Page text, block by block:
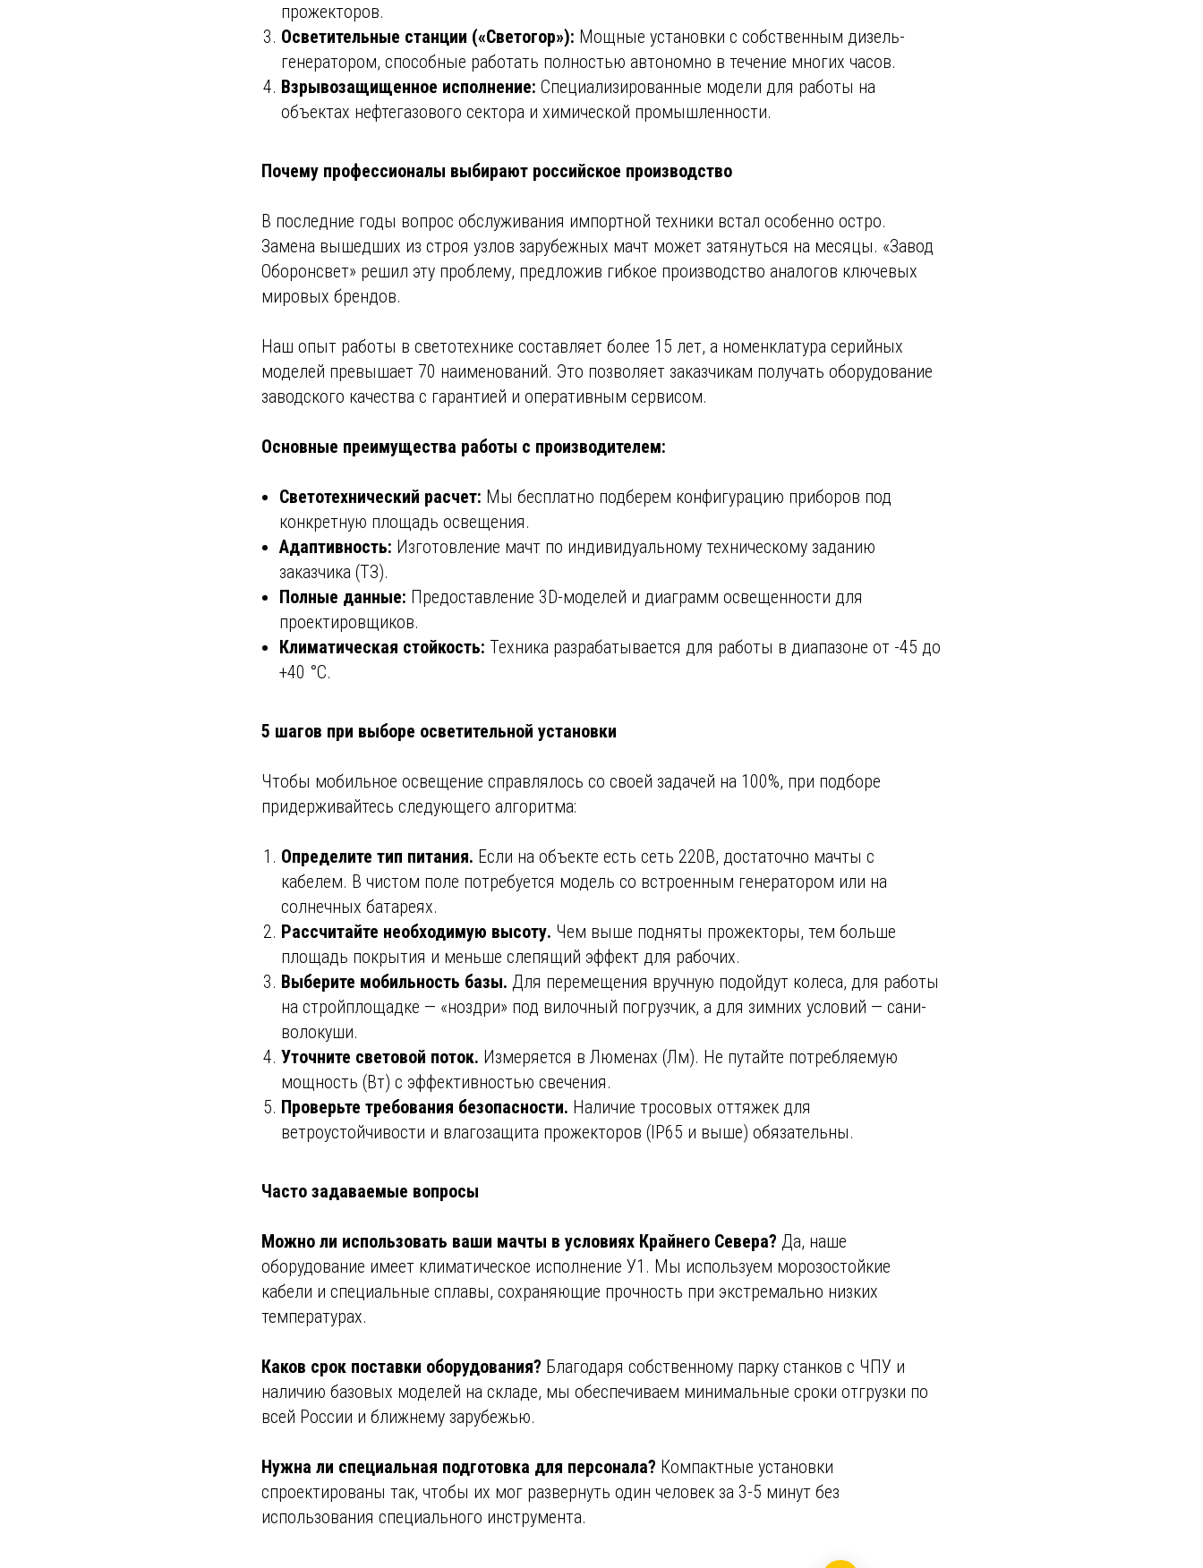
прожекторов.
Осветительные станции («Светогор»): Мощные установки с собственным дизель-
генератором, способные работать полностью автономно в течение многих часов.
Взрывозащищенное исполнение: Специализированные модели для работы на
объектах нефтегазового сектора и химической промышленности.
Почему профессионалы выбирают российское производство
В последние годы вопрос обслуживания импортной техники встал особенно остро.
Замена вышедших из строя узлов зарубежных мачт может затянуться на месяцы. «Завод
Оборонсвет» решил эту проблему, предложив гибкое производство аналогов ключевых
мировых брендов.
Наш опыт работы в светотехнике составляет более 15 лет, а номенклатура серийных
моделей превышает 70 наименований. Это позволяет заказчикам получать оборудование
заводского качества с гарантией и оперативным сервисом.
Основные преимущества работы с производителем:
Светотехнический расчет: Мы бесплатно подберем конфигурацию приборов под
конкретную площадь освещения.
Адаптивность: Изготовление мачт по индивидуальному техническому заданию
заказчика (ТЗ).
Полные данные: Предоставление 3D-моделей и диаграмм освещенности для
проектировщиков.
Климатическая стойкость: Техника разрабатывается для работы в диапазоне от -45 до
+40 °С.
5 шагов при выборе осветительной установки
Чтобы мобильное освещение справлялось со своей задачей на 100%, при подборе
придерживайтесь следующего алгоритма:
Определите тип питания. Если на объекте есть сеть 220В, достаточно мачты с
кабелем. В чистом поле потребуется модель со встроенным генератором или на
солнечных батареях.
Рассчитайте необходимую высоту. Чем выше подняты прожекторы, тем больше
площадь покрытия и меньше слепящий эффект для рабочих.
Выберите мобильность базы. Для перемещения вручную подойдут колеса, для работы
на стройплощадке — «ноздри» под вилочный погрузчик, а для зимних условий — сани-
волокуши.
Уточните световой поток. Измеряется в Люменах (Лм). Не путайте потребляемую
мощность (Вт) с эффективностью свечения.
Проверьте требования безопасности. Наличие тросовых оттяжек для
ветроустойчивости и влагозащита прожекторов (IP65 и выше) обязательны.
Часто задаваемые вопросы
Можно ли использовать ваши мачты в условиях Крайнего Севера? Да, наше
оборудование имеет климатическое исполнение У1. Мы используем морозостойкие
кабели и специальные сплавы, сохраняющие прочность при экстремально низких
температурах.
Каков срок поставки оборудования? Благодаря собственному парку станков с ЧПУ и
наличию базовых моделей на складе, мы обеспечиваем минимальные сроки отгрузки по
всей России и ближнему зарубежью.
Нужна ли специальная подготовка для персонала? Компактные установки
спроектированы так, чтобы их мог развернуть один человек за 3-5 минут без
использования специального инструмента.